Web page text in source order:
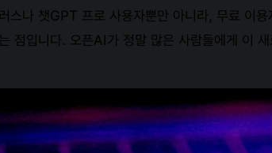
스나 챗GPT 프로 사용자뿐만 아니라, 무료 이
점입니다. 오픈AI가 정말 많은 사람들에게 이